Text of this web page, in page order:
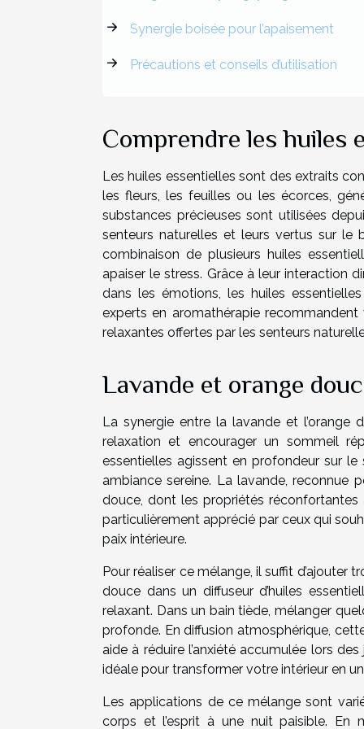
Synergie boisée pour l’apaisement
Précautions et conseils d’utilisation
Comprendre les huiles
Les huiles essentielles sont des extraits
les fleurs, les feuilles ou les écorces,
substances précieuses sont utilisées
senteurs naturelles et leurs vertus sur le
combinaison de plusieurs huiles
apaiser le stress. Grâce à leur interaction
dans les émotions, les huiles
experts en aromathérapie
relaxantes offertes par les senteurs
Lavande et orange
La synergie entre la lavande et l’orange
relaxation et encourager un sommeil
essentielles agissent en profondeur sur
ambiance sereine. La lavande, reconnue
douce, dont les propriétés
particulièrement apprécié par ceux qui
paix intérieure.
Pour réaliser ce mélange, il suffit d’ajouter
douce dans un diffuseur d’huiles
relaxant. Dans un bain tiède, mélanger
profonde. En diffusion atmosphérique,
aide à réduire l’anxiété accumulée lors
idéale pour transformer votre intérieur en
Les applications de ce mélange sont
corps et l’esprit à une nuit paisible. En